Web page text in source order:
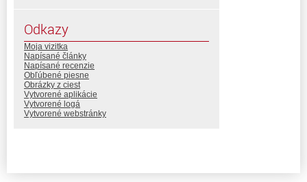
Odkazy
Moja vizitka
Napísané články
Napísané recenzie
Obľúbené piesne
Obrázky z ciest
Vytvorené aplikácie
Vytvorené logá
Vytvorené webstránky